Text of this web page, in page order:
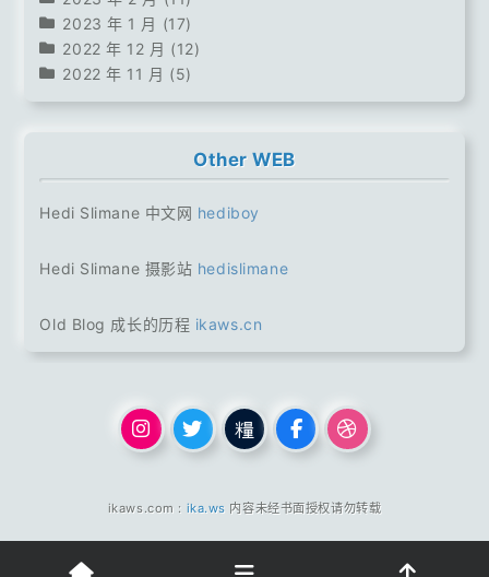
2023 年 1 月 (17)
2022 年 12 月 (12)
2022 年 11 月 (5)
Other WEB
Hedi Slimane 中文网 hediboy
Hedi Slimane 摄影站 hedislimane
Old Blog 成长的历程 ikaws.cn
ikaws.com : ika.ws 内容未经书面授权请勿转载